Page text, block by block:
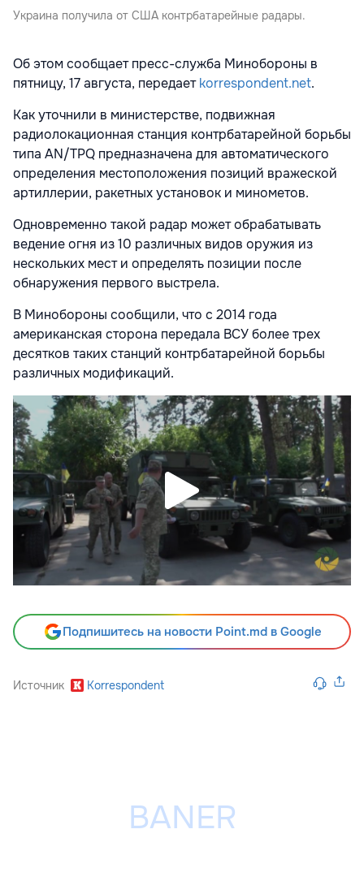
Украина получила от США контрбатарейные радары.
Об этом сообщает пресс-служба Минобороны в
пятницу, 17 августа, передаетkorrespondent.net.
Как уточнили в министерстве, подвижная
радиолокационная станция контрбатарейной борьбы
типа AN/TPQ предназначена для автоматического
определения местоположения позиций вражеской
артиллерии, ракетных установок и минометов.
Одновременно такой радар может обрабатывать
ведение огня из 10 различных видов оружия из
нескольких мест и определять позиции после
обнаружения первого выстрела.
В Минобороны сообщили, что с 2014 года
американская сторона передала ВСУ более трех
десятков таких станций контрбатарейной борьбы
различных модификаций.
Подпишитесь на новости Point.md в Google
Источник Korrespondent